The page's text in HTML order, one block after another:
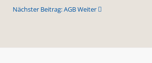
Nächster Beitrag: AGBWeiter